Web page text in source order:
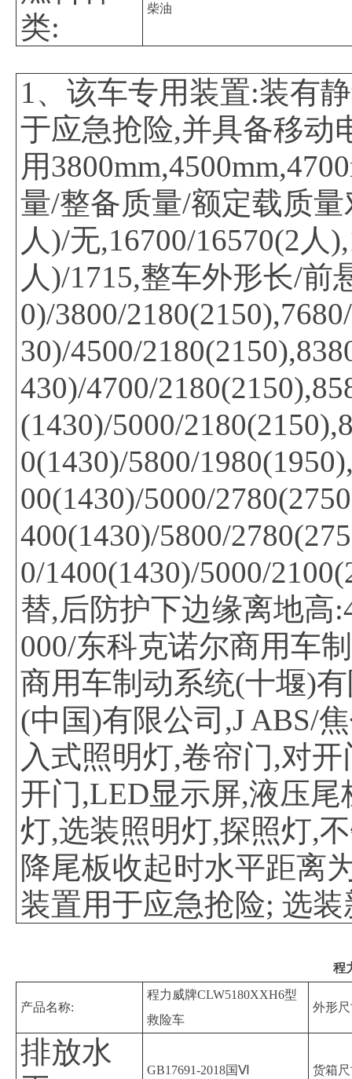
类:
柴油
1、该车专用装置:装有
于应急抢险,并具备移动
用
量/整备质量/额定载质量
人)/无,16700/16570(2人
人)/1715,整车外形长/前
0)/3800/
30)/4500/
430)/4700/
(1430)/5000/
0(1430)/5800/
00(1430)/5000/
400(1430)/5800/
0/1400(1430)/5000/
替,后防护下边缘离地高
000/东科克诺尔商用车
商用车制动系统(十堰)
(中国)有限公司,J ABS/
入式照明灯,卷帘门,对
开门,LED显示屏,液压
灯,选装照明灯,探照灯,
降尾板收起时水平距离
装置用于应急抢险; 选
程
产品名称:
程力威牌CLW5180XXH6型
救险车
外形
排放水
GB17691-2018国Ⅵ 货箱